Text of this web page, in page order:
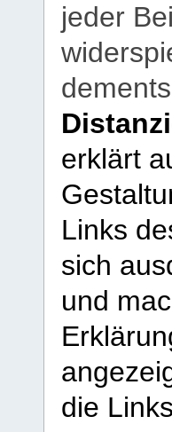
jeder
erklärt
Links
sich
und
die